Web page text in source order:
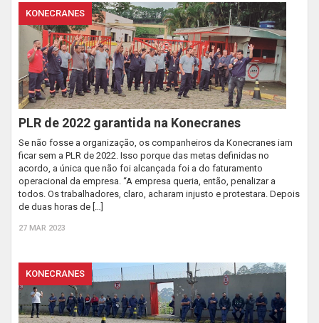
KONECRANES
PLR de 2022 garantida na Konecranes
Se não fosse a organização, os companheiros da Konecranes iam
ficar sem a PLR de 2022. Isso porque das metas definidas no
acordo, a única que não foi alcançada foi a do faturamento
operacional da empresa. “A empresa queria, então, penalizar a
todos. Os trabalhadores, claro, acharam injusto e protestara. Depois
de duas horas de […]
27 MAR 2023
KONECRANES